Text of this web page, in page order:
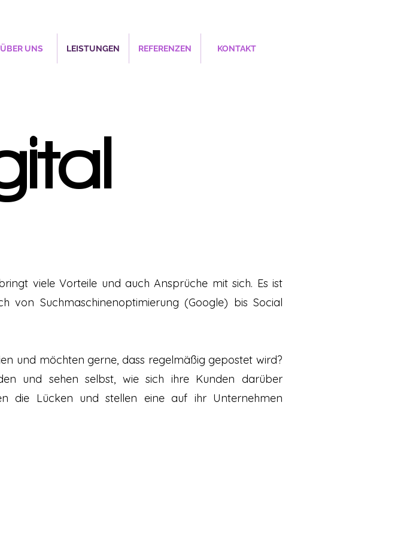
ÜBER UNS LEISTUNGEN REFERENZEN KONTAKT
viele Vorteile und auch Ansprüche mit sich. Es ist
von Suchmaschinenoptimierung (Google) bis Social
und möchten gerne, dass regelmäßig gepostet wird?
und sehen selbst, wie sich ihre Kunden darüber
die Lücken und stellen eine auf ihr Unternehmen